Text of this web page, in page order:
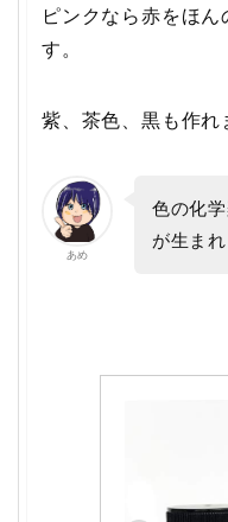
ピンクなら赤をほん
す。
紫、茶色、黒も作れ
あめ
色の化
が生ま